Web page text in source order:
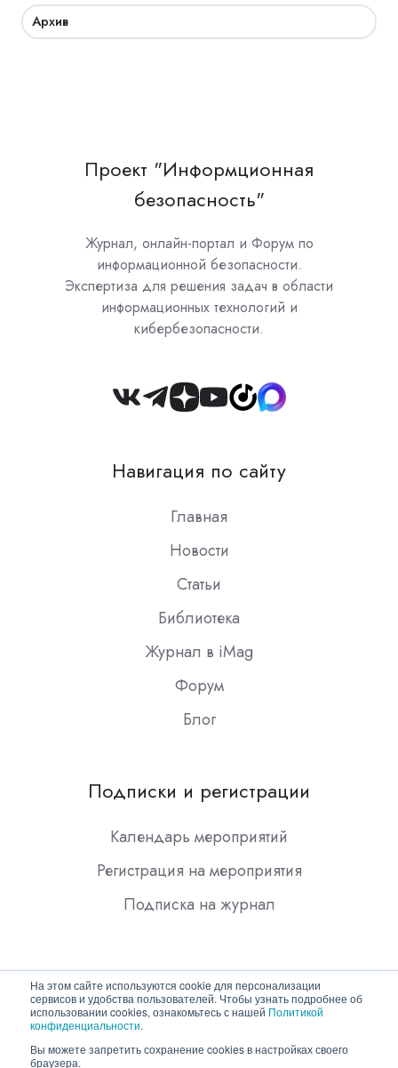
На этом сайте используются cookie для персонализации
сервисов и удобства пользователей. Чтобы узнать подробнее об
использовании cookies, ознакомьтесь с нашей Политикой
конфиденциальности.
Вы можете запретить сохранение cookies в настройках своего
браузера.
Архив
Проект "Информционная
безопасность"
Журнал, онлайн-портал и Форум по
информационной безопасности.
Экспертиза для решения задач в области
информационных технологий и
кибербезопасности.
Join
Slack
Навигация по сайту
Главная
Новости
Статьи
Библиотека
Журнал в iMag
Форум
Блог
Подписки и регистрации
Календарь мероприятий
Регистрация на мероприятия
Подписка на журнал
Copyright © 2026 ООО "Гротек"